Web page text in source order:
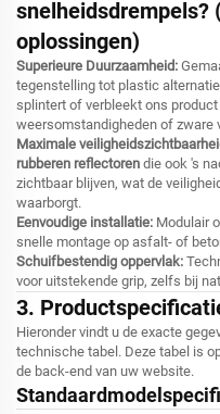
snelheidsdrempels?
oplossingen)
Superieure Duurzaamheid:
tegenstelling tot plastic
splintert of verbleekt ons
weersomstandigheden of zware
Maximale
rubberen reflectoren die ook 's
zichtbaar blijven, wat de
waarborgt.
Eenvoudige installatie: Modulair
snelle montage op asfalt- of
Schuifbestendig oppervlak:
voor uitstekende grip, zelfs bij
3.
Hieronder vindt u de exacte
technische tabel. Deze tabel is
de back-end van uw website.